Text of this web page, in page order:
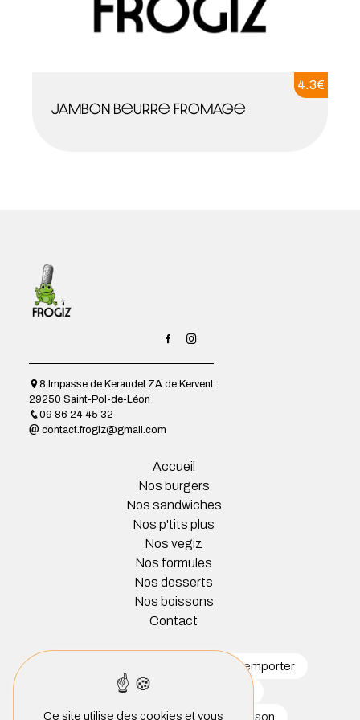
4.3€
Jambon beurre fromage
8 Impasse de Keraudel ZA de Kervent
29250 Saint-Pol-de-Léon
09 86 24 45 32
contact.frogiz@gmail.com
Accueil
Nos burgers
Nos sandwiches
Nos p'tits plus
Nos vegiz
Nos formules
Nos desserts
Nos boissons
Contact
burger à emporter
sandwichs
salade à emporter
burger maison
Ce site utilise des cookies et vous